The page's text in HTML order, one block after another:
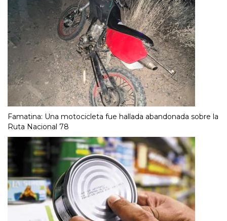
Famatina: Una motocicleta fue hallada abandonada sobre la
Ruta Nacional 78